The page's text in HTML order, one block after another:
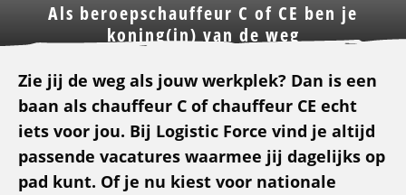
Als beroepschauffeur C of CE ben je
koning(in) van de weg
Zie jij de weg als jouw werkplek? Dan is een
baan als chauffeur C of chauffeur CE echt
iets voor jou. Bij Logistic Force vind je altijd
passende vacatures waarmee jij dagelijks op
pad kunt. Of je nu kiest voor nationale